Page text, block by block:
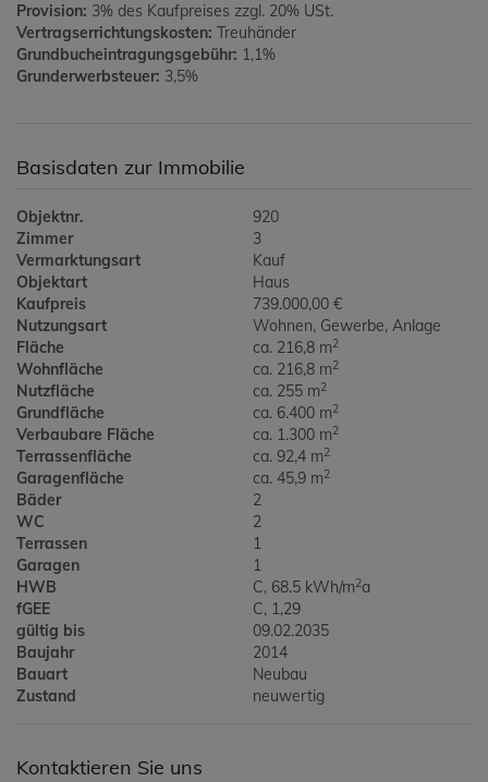
Provision: 3% des Kaufpreises zzgl. 20% USt.
Vertragserrichtungskosten: Treuhänder
Grundbucheintragungsgebühr: 1,1%
Grunderwerbsteuer: 3,5%
Basisdaten zur Immobilie
Objektnr.
920
Zimmer
3
Vermarktungsart
Kauf
Objektart
Haus
Kaufpreis
739.000,00 €
Nutzungsart
Wohnen Gewerbe Anlage
Fläche
ca. 216,8 m2
Wohnfläche ca. 216,8 m2
Nutzfläche ca. 255 m2
Grundfläche ca. 6.400 m2
Verbaubare Fläche ca. 1.300 m2
Terrassenfläche ca. 92,4 m2
Garagenfläche ca. 45,9 m2
Bäder
2
WC
2
Terrassen
1
Garagen
1
HWB
C, 68.5 kWh/m2a
fGEE
C, 1,29
gültig bis
09.02.2035
Baujahr
2014
Bauart
Neubau
Zustand
neuwertig
Kontaktieren Sie uns